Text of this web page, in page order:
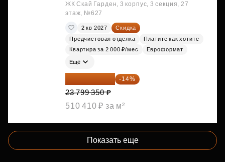
ЖК Скай Гарден, 3 корпус, 3 секция, 27
этаж, №627
2 кв 2027
Скидка
Предчистовая отделка
Платите как хотите
Квартира за 2 000 ₽/мес
Евроформат
Ещё
20 467 441 ₽ -14%
23 799 350 ₽
510 410 ₽ за м²
Показать еще